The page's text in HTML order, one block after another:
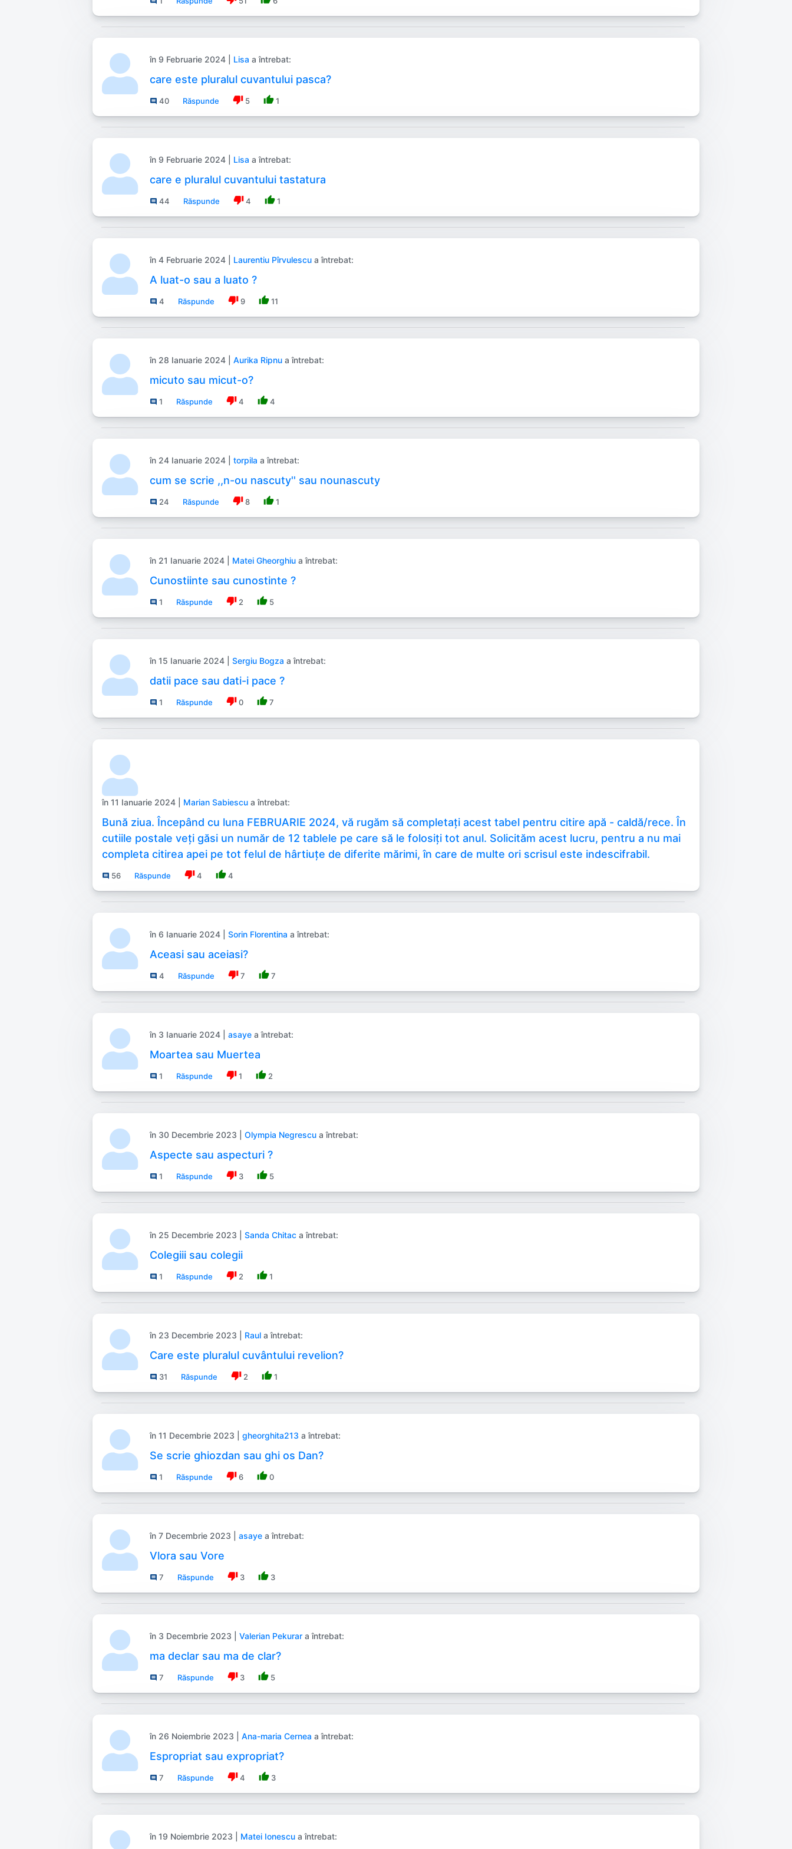
în 9 Februarie 2024 | Lisa a întrebat:
care este pluralul cuvantului pasca?
comment 40 Răspunde thumb_down 5 thumb_up1
în 9 Februarie 2024 | Lisa a întrebat:
care e pluralul cuvantului tastatura
comment 44 Răspunde thumb_down4 thumb_up1
în 4 Februarie 2024 | Laurentiu Pîrvulescu a întrebat:
A luat-o sau a luato ?
comment 4 Răspunde thumb_down9 thumb_up11
în 28 Ianuarie 2024 | Aurika Ripnu a întrebat:
micuto sau micut-o?
comment 1 Răspunde thumb_down4 thumb_up4
în 24 Ianuarie 2024 | torpila a întrebat:
cum se scrie ,,n-ou nascuty'' sau nounascuty
comment 24 Răspunde thumb_down8 thumb_up1
în 21 Ianuarie 2024 | Matei Gheorghiu a întrebat:
Cunostiinte sau cunostinte ?
comment 1 Răspunde thumb_down 2 thumb_up 5
în 15 Ianuarie 2024 | Sergiu Bogza a întrebat:
datii pace sau dati-i pace ?
comment 1 Răspunde thumb_down0 thumb_up7
în 11 Ianuarie 2024 | Marian Sabiescu a întrebat:
Bună ziua. Începând cu luna FEBRUARIE 2024, vă rugăm să completați acest tabel pentru citire apă - caldă/rece. În
cutiile postale veți găsi un număr de 12 tablele pe care să le folosiți tot anul. Solicităm acest lucru, pentru a nu mai
completa citirea apei pe tot felul de hârtiuțe de diferite mărimi, în care de multe ori scrisul este indescifrabil.
comment 56 Răspunde thumb_down4 thumb_up4
în 6 Ianuarie 2024 | Sorin Florentina a întrebat:
Aceasi sau aceiasi?
comment 4 Răspunde thumb_down7 thumb_up7
în 3 Ianuarie 2024 | asaye a întrebat:
Moartea sau Muertea
comment 1 Răspunde thumb_down1 thumb_up 2
în 30 Decembrie 2023 | Olympia Negrescu a întrebat:
Aspecte sau aspecturi ?
comment 1 Răspunde thumb_down 3 thumb_up 5
în 25 Decembrie 2023 | Sanda Chitac a întrebat:
Colegiii sau colegii
comment 1 Răspunde thumb_down 2 thumb_up1
în 23 Decembrie 2023 | Raul a întrebat:
Care este pluralul cuvântului revelion?
comment 31 Răspunde thumb_down 2 thumb_up1
în 11 Decembrie 2023 | gheorghita213 a întrebat:
Se scrie ghiozdan sau ghi os Dan?
comment 1 Răspunde thumb_down6 thumb_up0
în 7 Decembrie 2023 | asaye a întrebat:
Vlora sau Vore
comment 7 Răspunde thumb_down 3 thumb_up 3
în 3 Decembrie 2023 | Valerian Pekurar a întrebat:
ma declar sau ma de clar?
comment 7 Răspunde thumb_down 3 thumb_up 5
în 26 Noiembrie 2023 | Ana-maria Cernea a întrebat:
Espropriat sau expropriat?
comment 7 Răspunde thumb_down4 thumb_up 3
în 19 Noiembrie 2023 | Matei Ionescu a întrebat: